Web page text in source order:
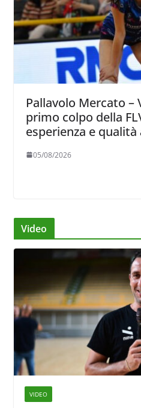
Pallavolo Mercato
primo colpo della
esperienza e
05/08/2026
Video
VIDEO